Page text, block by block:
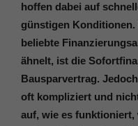
hoffen dabei auf
günstigen
beliebte
ähnelt, ist die
Bausparvertrag.
oft kompliziert und
auf, wie es funktioniert,